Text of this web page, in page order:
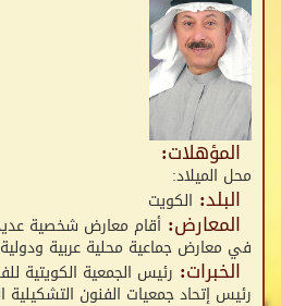
المؤهلات:
محل الميلاد:
البلد: الكويت
المعارض:
في معارض جماعية محلية عربية ودولية
الخبرات: رئيس الجمعية الكويتية
رئيس إتحاد جمعيات الفنون التشكيلية